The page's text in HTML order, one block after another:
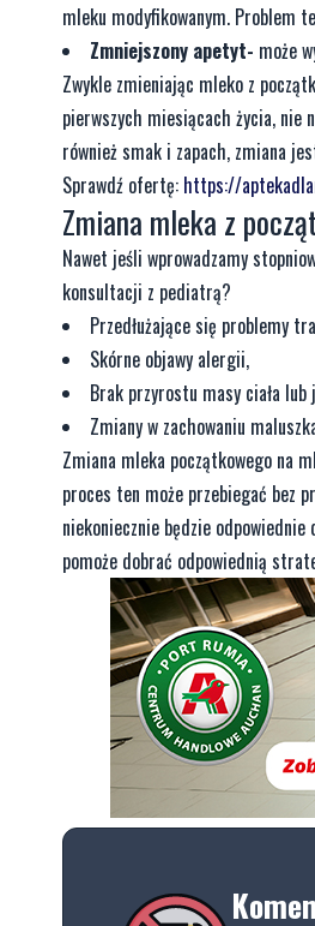
mleku modyfikowanym. Problem
Zmniejszony apetyt- może
Zwykle zmieniając mleko z
pierwszych miesiącach życia, nie
również smak i zapach, zmiana
Sprawdź ofertę: https://
Zmiana mleka z
Nawet jeśli wprowadzamy
konsultacji z pediatrą?
Przedłużające się problemy
Skórne objawy alergii,
Brak przyrostu masy ciała lub
Zmiany w zachowaniu
Zmiana mleka początkowego na
proces ten może przebiegać bez
niekoniecznie będzie
pomoże dobrać odpowiednią